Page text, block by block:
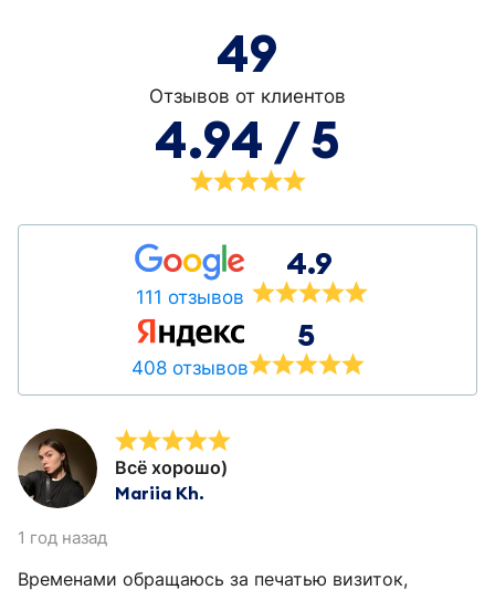
49
Отзывов от клиентов
4.94 / 5
111 отзывов
4.9
408 отзывов
5
Всё хорошо)
Mariia Kh.
1 год назад
Временами обращаюсь за печатью визиток,